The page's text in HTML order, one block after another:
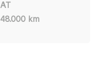
AT
48.000 km